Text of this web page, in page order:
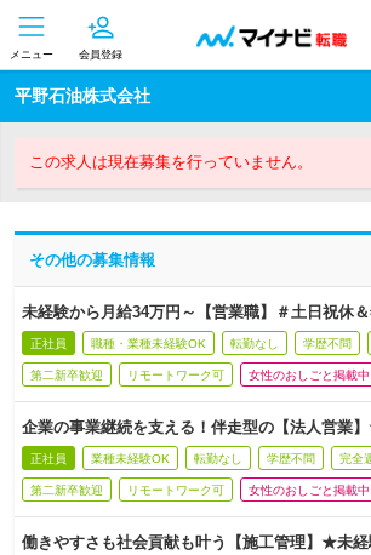
メニュー 会員登録
平野石油株式会社
この求人は現在募集を行っていません。
その他の募集情報
未経験から月給34万円～【営業職】＃土日祝休
正社員 職種・業種未経験OK 転勤なし 学歴不問
第二新卒歓迎 リモートワーク可 女性のおしごと掲載中
企業の事業継続を支える！伴走型の【法人営業
正社員 業種未経験OK 転勤なし 学歴不問 完全
第二新卒歓迎 リモートワーク可 女性のおしごと掲載中
働きやすさも社会貢献も叶う【施工管理】★未